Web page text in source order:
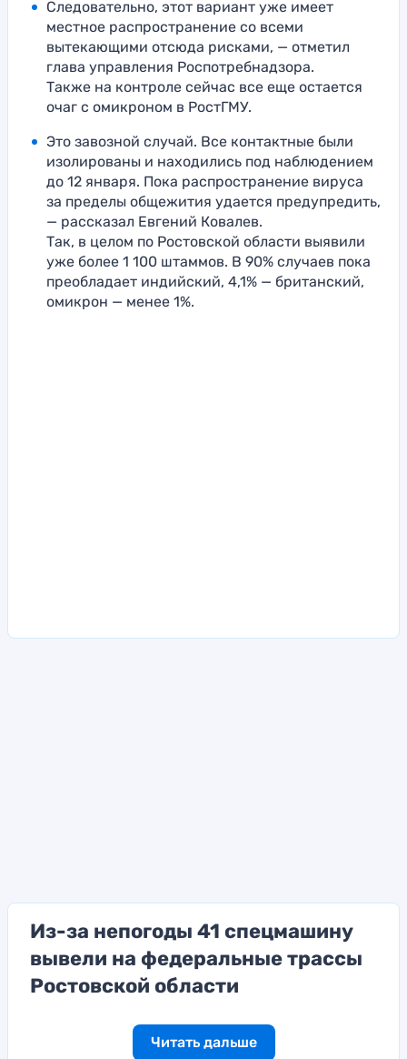
Следовательно, этот вариант уже имеет
местное распространение со всеми
вытекающими отсюда рисками, — отметил
глава управления Роспотребнадзора.
Также на контроле сейчас все еще остается
очаг с омикроном в РостГМУ.
Это завозной случай. Все контактные были
изолированы и находились под наблюдением
до 12 января. Пока распространение вируса
за пределы общежития удается предупредить,
— рассказал Евгений Ковалев.
Так, в целом по Ростовской области выявили
уже более 1 100 штаммов. В 90% случаев пока
преобладает индийский, 4,1% — британский,
омикрон — менее 1%.
Из-за непогоды 41 спецмашину
вывели на федеральные трассы
Ростовской области
Читать дальше